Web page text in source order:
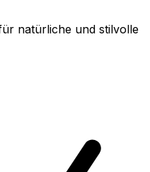
natürliche und stilvolle